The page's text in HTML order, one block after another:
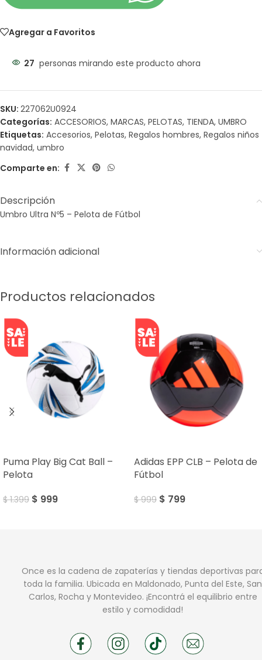
Agregar a Favoritos
27 personas mirando este producto ahora
SKU: 227062U0924
Categorías: ACCESORIOS, MARCAS, PELOTAS, TIENDA, UMBRO
Etiquetas: Accesorios, Pelotas, Regalos hombres, Regalos niños
navidad, umbro
Comparte en:
Descripción
Umbro Ultra Nº5 – Pelota de Fútbol
Información adicional
Productos relacionados
Puma Play Big Cat Ball –
Pelota
$1.399 $ 999
Adidas EPP CLB – Pelota de
Fútbol
$999 $ 799
Once es la cadena de zapaterías y tiendas deportivas
toda la familia. Ubicada en Maldonado, Punta del Este, San
Carlos, Rocha y Montevideo. ¡Encontrá el equilibrio entre
estilo y comodidad!